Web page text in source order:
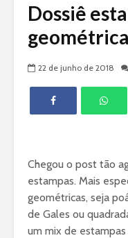
Dossiê
22 de junho de 2018
Chegou o post tão
estampas. Mais
geométricas, seja
de Gales ou
um mix de